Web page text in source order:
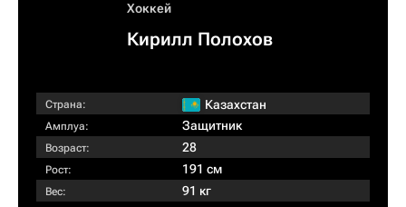
Хоккей
Кирилл Полохов
Страна: Казахстан
Амплуа: Защитник
Возраст: 28
Рост: 191 см
Вес: 91 кг